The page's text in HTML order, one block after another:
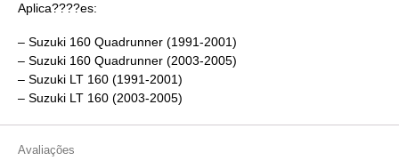
Aplica????es:
– Suzuki 160 Quadrunner (1991-2001)
– Suzuki 160 Quadrunner (2003-2005)
– Suzuki LT 160 (1991-2001)
– Suzuki LT 160 (2003-2005)
Avaliações